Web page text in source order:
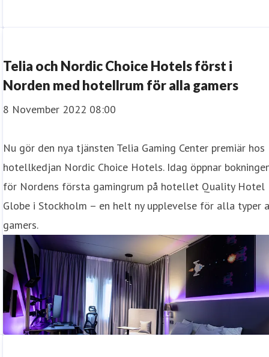
Telia och Nordic Choice Hotels först i
Norden med hotellrum för alla gamers
8 November 2022 08:00
Nu gör den nya tjänsten Telia Gaming Center premiär hos
hotellkedjan Nordic Choice Hotels. Idag öppnar
för Nordens första gamingrum på hotellet Quality Hotel
Globe i Stockholm – en helt ny upplevelse för alla typer
gamers.